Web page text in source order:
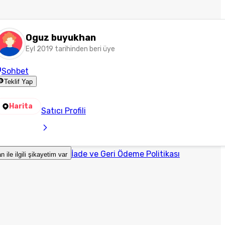
Oguz buyukhan
Eyl 2019 tarihinden beri üye
Sohbet
Teklif Yap
Harita Satıcı Profili
ile ilgili şikayetim var İade ve Geri Ödeme Politikası